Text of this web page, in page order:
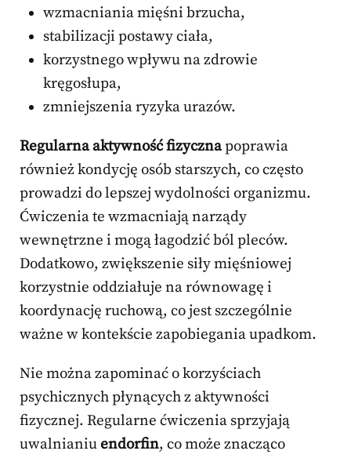
wzmacniania mięśni brzucha,
stabilizacji postawy ciała,
korzystnego wpływu na zdrowie
kręgosłupa,
zmniejszenia ryzyka urazów.
Regularna aktywność fizycznapoprawia
również kondycję osób starszych, co często
prowadzi do lepszej wydolności organizmu.
Ćwiczenia te wzmacniają narządy
wewnętrzne i mogą łagodzić ból pleców.
Dodatkowo, zwiększenie siły mięśniowej
korzystnie oddziałuje na równowagę i
koordynację ruchową, co jest szczególnie
ważne w kontekście zapobiegania upadkom.
Nie można zapominać o korzyściach
psychicznych płynących z aktywności
fizycznej. Regularne ćwiczenia sprzyjają
uwalnianiuendorfin, co może znacząco